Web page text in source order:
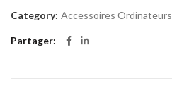
Category: Accessoires Ordinateurs
Partager